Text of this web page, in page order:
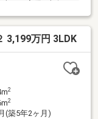
やガーデニング
間取りで、二世帯
ッグストア、小中
3,199万円 3LDK
2
2
(築5年2ヶ月)